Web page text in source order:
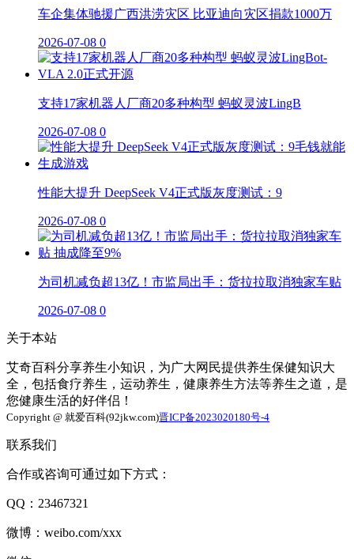
车企集体驰援广西洪涝灾区 比亚迪向灾区捐款1000万
2026-07-08 0
支持17家机器人厂商20多种构型 蚂蚁灵波LingB
2026-07-08 0
性能大提升 DeepSeek V4正式版灰度测试：9
2026-07-08 0
为司机减负超13亿！市监局出手：货拉拉取消独家车贴
2026-07-08 0
关于本站
艾奇百科分享养生小知识，为广大网民提供养生保健知识大
全，包括食疗养生，运动养生，健康养生方法等养生之道，是
您健康生活的好伴侣！
Copyright @ 就爱百科(92jkw.com)晋ICP备2023020180号-4
联系我们
合作或咨询可通过如下方式：
QQ：23467321
微博：weibo.com/xxx